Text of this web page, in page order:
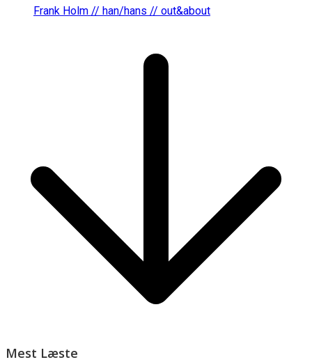
Frank Holm // han/hans // out&about
Mest Læste